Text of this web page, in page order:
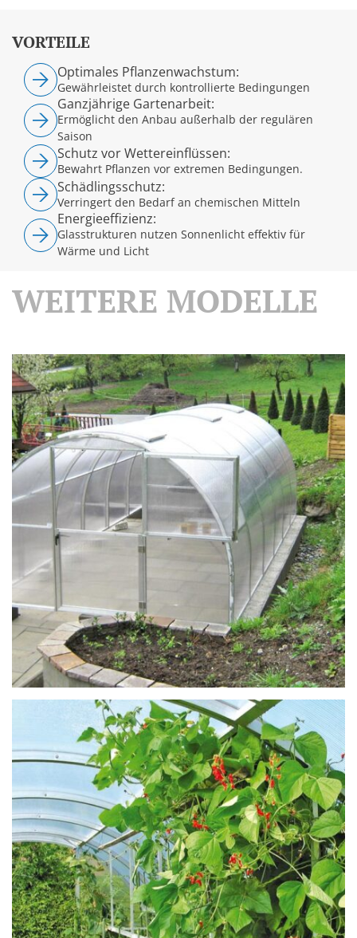
VORTEILE
Optimales Pflanzenwachstum:
Gewährleistet durch kontrollierte Bedingungen
Ganzjährige Gartenarbeit:
Ermöglicht den Anbau außerhalb der regulären
Saison
Schutz vor Wettereinflüssen:
Bewahrt Pflanzen vor extremen Bedingungen.
Schädlingsschutz:
Verringert den Bedarf an chemischen Mitteln
Energieeffizienz:
Glasstrukturen nutzen Sonnenlicht effektiv für
Wärme und Licht
WEITERE MODELLE